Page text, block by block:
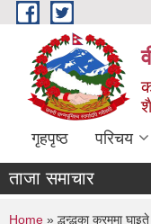
Skip to main content
गृहपृष्ठ परिचय
ताजा समाचार
Home » द्धन्द्धका क्रममा